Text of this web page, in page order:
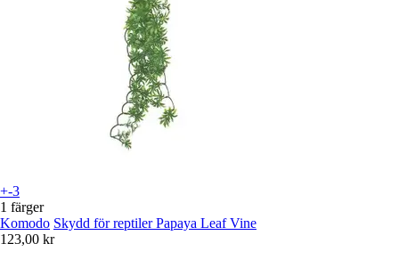
+-3
1 färger
Komodo Skydd för reptiler Papaya Leaf Vine
123,00 kr